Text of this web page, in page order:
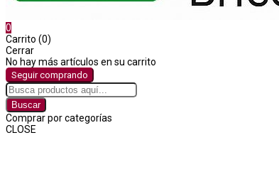
0
Carrito (0)
Cerrar
No hay más artículos en su carrito
Seguir comprando
Buscar
Comprar por categorías
CLOSE